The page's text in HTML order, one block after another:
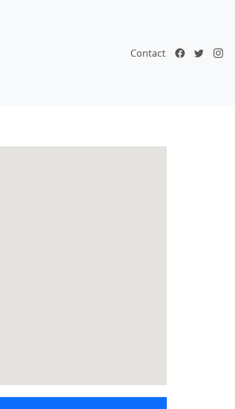
Contact